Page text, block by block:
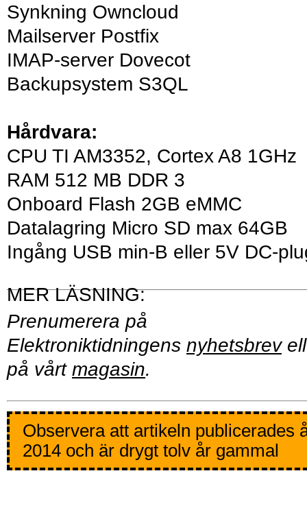
Synkning Owncloud
Mailserver Postfix
IMAP-server Dovecot
Backupsystem S3QL
Hårdvara:
CPU TI AM3352, Cortex A8 1GHz
RAM 512 MB DDR 3
Onboard Flash 2GB eMMC
Datalagring Micro SD max 64GB
Ingång USB min-B eller 5V DC-
Prenumerera på
Elektroniktidningens nyhetsbrev
på vårt magasin.
Observera att artikeln publicerades
2014 och är drygt tolv år gammal